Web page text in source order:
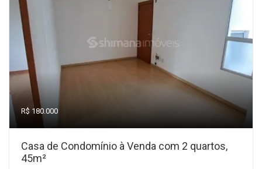
R$ 180.000
Casa de Condomínio à Venda com 2 quartos,
45m²